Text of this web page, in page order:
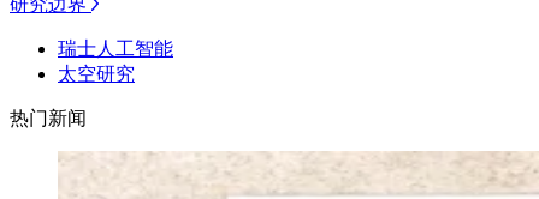
瑞士人工智能
太空研究
热门新闻